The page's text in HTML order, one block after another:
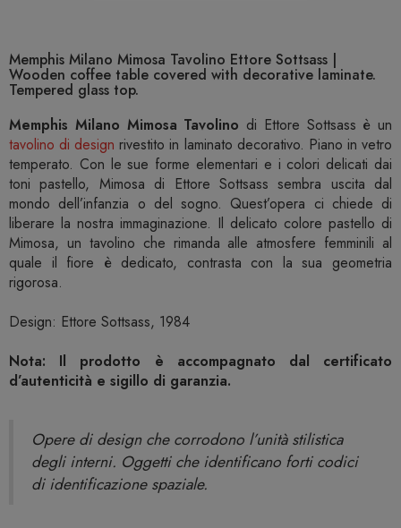
Memphis Milano Mimosa Tavolino Ettore Sottsass |
Wooden coffee table covered with decorative laminate.
Tempered glass top.
Memphis Milano Mimosa Tavolino di Ettore Sottsass è un
tavolino di design rivestito in laminato decorativo. Piano in vetro
temperato. Con le sue forme elementari e i colori delicati dai
toni pastello, Mimosa di Ettore Sottsass sembra uscita dal
mondo dell’infanzia o del sogno. Quest’opera ci chiede di
liberare la nostra immaginazione. Il delicato colore pastello di
Mimosa, un tavolino che rimanda alle atmosfere femminili al
quale il fiore è dedicato, contrasta con la sua geometria
rigorosa.
Design: Ettore Sottsass, 1984
Nota: Il prodotto è accompagnato dal certificato
d’autenticità e sigillo di garanzia.
Opere di design che corrodono l’unità stilistica
degli interni. Oggetti che identificano forti codici
di identificazione spaziale.